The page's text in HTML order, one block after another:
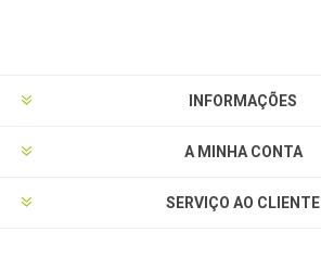
INFORMAÇÕES
A MINHA CONTA
SERVIÇO AO CLIENTE